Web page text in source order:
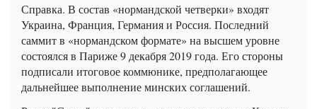
Справка. В состав «нормандской четверки» входят
Украина, Франция, Германия и Россия. Последний
саммит в «нормандском формате» на высшем уровне
состоялся в Париже 9 декабря 2019 года. Его стороны
подписали итоговое коммюнике, предполагающее
дальнейшее выполнение минских соглашений.